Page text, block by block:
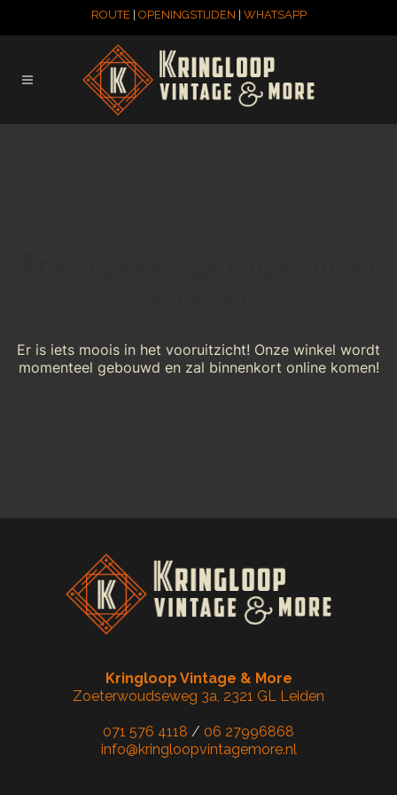
ROUTE| OPENINGSTIJDEN WHATSAPP
Er is iets moois in het vooruitzicht! Onze winkel wordt
momenteel gebouwd en zal binnenkort online komen!
Kringloop Vintage & More
Zoeterwoudseweg 3a, 2321 GL Leiden
071 576 4118 / 06 27996868
info@kringloopvintagemore.nl